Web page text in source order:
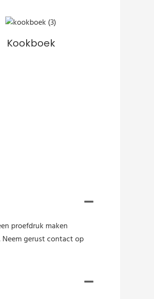
Kookboek
proefdruk maken
gerust contact op